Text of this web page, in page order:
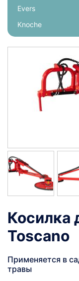
Evers
Knoche
Косилка
Toscano
Применяется в
травы